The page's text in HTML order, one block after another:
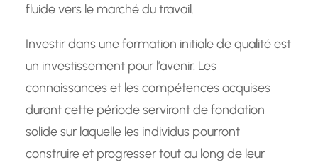
fluide vers le marché du travail.
Investir dans une formation initiale de qualité est
un investissement pour l’avenir. Les
connaissances et les compétences acquises
durant cette période serviront de fondation
solide sur laquelle les individus pourront
construire et progresser tout au long de leur